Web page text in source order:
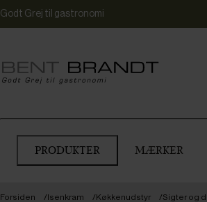
Godt Grej til gastronomi
PRODUKTER MÆRKER
Forsiden Isenkram Køkkenudstyr Sigter og